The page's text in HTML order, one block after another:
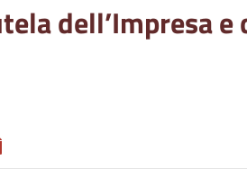
dell’Impresa